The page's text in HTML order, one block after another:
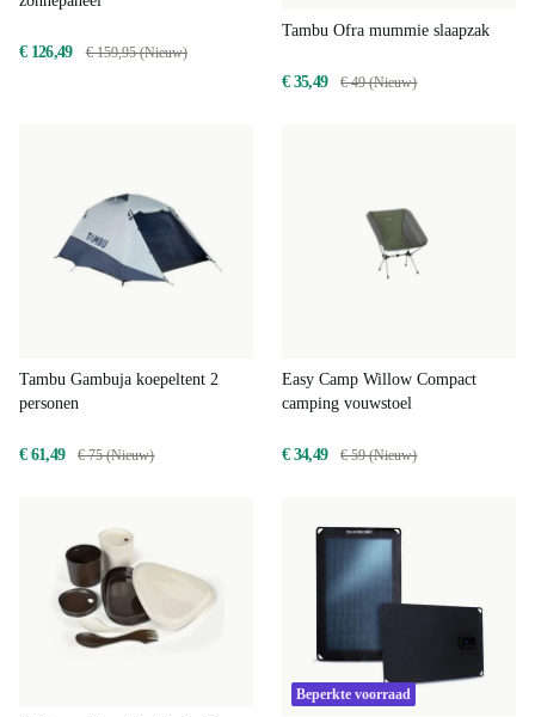
€ 126,49 € 159,95 (Nieuw)
Tambu Ofra mummie slaapzak
€ 35,49 € 49 (Nieuw)
Tambu Gambuja koepeltent 2
personen
€ 61,49 € 75 (Nieuw)
Easy Camp Willow Compact
camping vouwstoel
€ 34,49 € 59 (Nieuw)
Beperkte voorraad